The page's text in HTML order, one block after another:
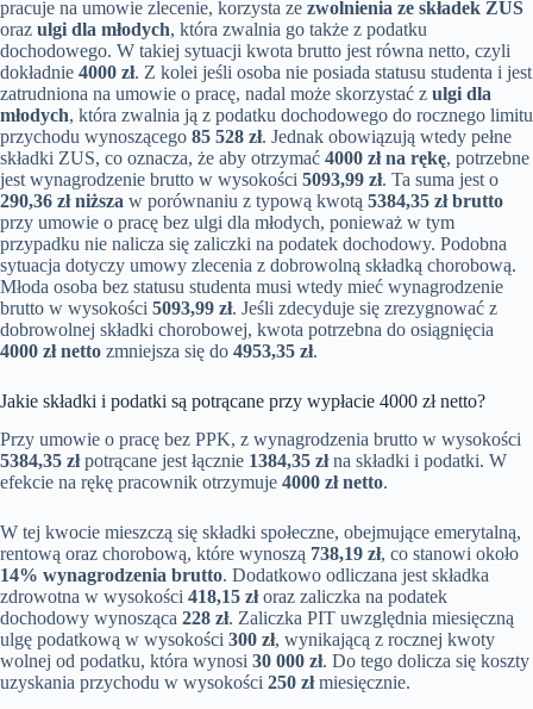
pracuje na umowie zlecenie, korzysta ze zwolnienia ze składek ZUS
oraz ulgi dla młodych, która zwalnia go także z podatku
dochodowego. W takiej sytuacji kwota brutto jest równa netto, czyli
dokładnie 4000 zł. Z kolei jeśli osoba nie posiada statusu studenta i jest
zatrudniona na umowie o pracę, nadal może skorzystać z ulgi dla
młodych, która zwalnia ją z podatku dochodowego do rocznego limitu
przychodu wynoszącego 85 528 zł. Jednak obowiązują wtedy pełne
składki ZUS, co oznacza, że aby otrzymać 4000 zł na rękę, potrzebne
jest wynagrodzenie brutto w wysokości 5093,99 zł. Ta suma jest o
290,36 zł niższa w porównaniu z typową kwotą 5384,35 zł brutto
przy umowie o pracę bez ulgi dla młodych, ponieważ w tym
przypadku nie nalicza się zaliczki na podatek dochodowy. Podobna
sytuacja dotyczy umowy zlecenia z dobrowolną składką chorobową.
Młoda osoba bez statusu studenta musi wtedy mieć wynagrodzenie
brutto w wysokości 5093,99 zł. Jeśli zdecyduje się zrezygnować z
dobrowolnej składki chorobowej, kwota potrzebna do osiągnięcia
4000 zł netto zmniejsza się do 4953,35 zł.
Jakie składki i podatki są potrącane przy wypłacie 4000 zł netto?
Przy umowie o pracę bez PPK, z wynagrodzenia brutto w wysokości
5384,35 złpotrącane jest łącznie 1384,35 złna składki i podatki. W
efekcie na rękę pracownik otrzymuje 4000 zł netto.
W tej kwocie mieszczą się składki społeczne, obejmujące emerytalną,
rentową oraz chorobową, które wynoszą 738,19 zł, co stanowi około
14% wynagrodzenia brutto. Dodatkowo odliczana jest składka
zdrowotna w wysokości 418,15 złoraz zaliczka na podatek
dochodowy wynosząca 228 zł. Zaliczka PIT uwzględnia miesięczną
ulgę podatkową w wysokości 300 zł, wynikającą z rocznej kwoty
wolnej od podatku, która wynosi 30 000 zł. Do tego dolicza się koszty
uzyskania przychodu w wysokości 250 złmiesięcznie.